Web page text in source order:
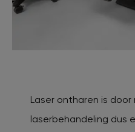
Laser ontharen is door
laserbehandeling dus